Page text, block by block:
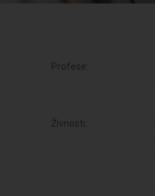
Profese:
Živnosti: